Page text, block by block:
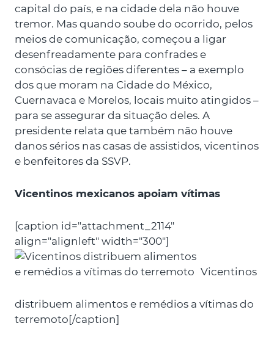
capital do país, e na cidade dela não houve
tremor. Mas quando soube do ocorrido, pelos
meios de comunicação, começou a ligar
desenfreadamente para confrades e
consócias de regiões diferentes – a exemplo
dos que moram na Cidade do México,
Cuernavaca e Morelos, locais muito atingidos –
para se assegurar da situação deles. A
presidente relata que também não houve
danos sérios nas casas de assistidos, vicentinos
e benfeitores da SSVP.
Vicentinos mexicanos apoiam vítimas
[caption id="attachment_2114"
align="alignleft" width="300"]
Vicentinos
distribuem alimentos e remédios a vítimas do
terremoto[/caption]